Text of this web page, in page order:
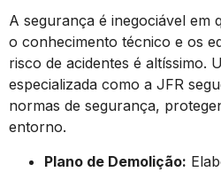
A segurança é inegociável em
o conhecimento técnico e os
risco de acidentes é altíssimo.
especializada como a JFR
normas de segurança,
entorno.
Plano de Demolição: